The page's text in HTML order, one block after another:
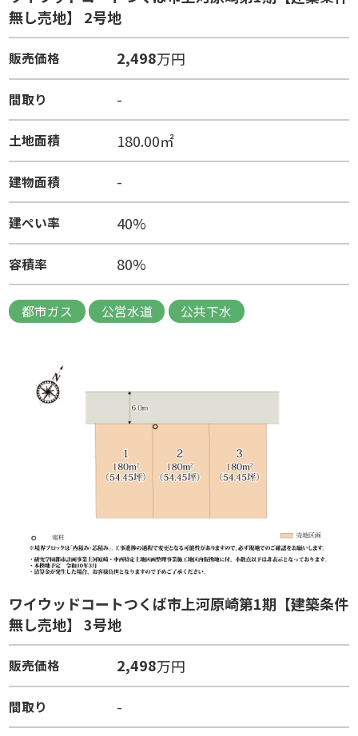
無し売地】 2号地
販売価格 2,498万円
間取り -
土地面積 180.00㎡
建物面積 -
建ぺい率 40%
容積率 80%
都市ガス 公営水道 公共下水
ワイウッドコートつくば市上河原崎第1期【建築条件
無し売地】 3号地
販売価格 2,498万円
間取り -